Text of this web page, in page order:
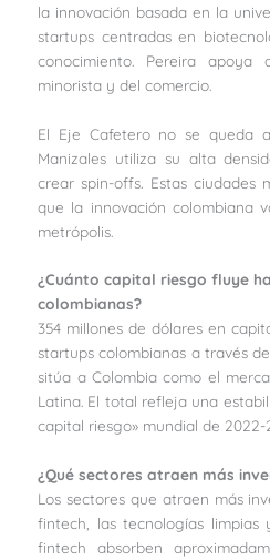
la innovación basada en la
startups centradas en
conocimiento. Pereira
minorista y del comercio.
El Eje Cafetero no se queda
Manizales utiliza su alta
crear spin-offs. Estas ciudades
que la innovación colombiana
metrópolis.
¿Cuánto capital riesgo fluye
colombianas?
354 millones de dólares en
startups colombianas a través
sitúa a Colombia como el
Latina. El total refleja una
capital riesgo» mundial de 2022-
¿Qué sectores atraen más
Los sectores que atraen más
fintech, las tecnologías limpias
fintech absorben